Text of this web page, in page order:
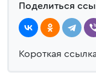
Поделиться
Короткая